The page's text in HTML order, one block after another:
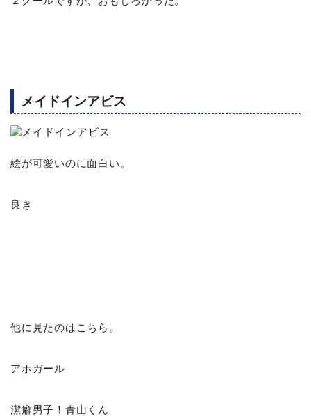
メイドインアビス
絵が可愛いのに面白い。
良き
他に見たのはこちら。
アホガール
潔癖男子！青山くん